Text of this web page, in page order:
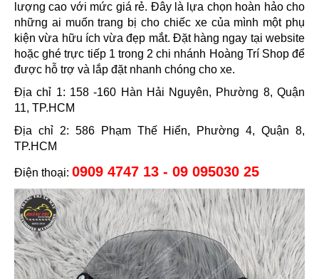
lượng cao với mức giá rẻ. Đây là lựa chọn hoàn hảo cho
những ai muốn trang bị cho chiếc xe của mình một phụ
kiện vừa hữu ích vừa đẹp mắt. Đặt hàng ngay tại website
hoặc ghé trực tiếp 1 trong 2 chi nhánh Hoàng Trí Shop để
được hỗ trợ và lắp đặt nhanh chóng cho xe.
Địa chỉ 1: 158 -160 Hàn Hải Nguyên, Phường 8, Quận
11, TP.HCM
Địa chỉ 2: 586 Phạm Thế Hiển, Phường 4, Quận 8,
TP.HCM
Điện thoại: 0909 4747 13 - 09 095030 25